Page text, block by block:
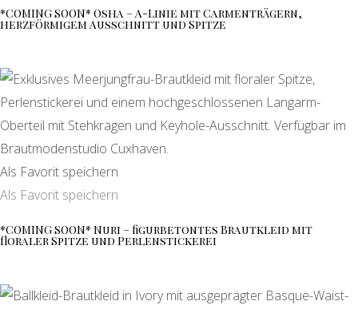
*COMING SOON* Osha – A-Linie mit Carmenträgern,
herzförmigem Ausschnitt und Spitze
Als Favorit speichern
Als Favorit speichern
*COMING SOON* Nuri – figurbetontes Brautkleid mit
floraler Spitze und Perlenstickerei